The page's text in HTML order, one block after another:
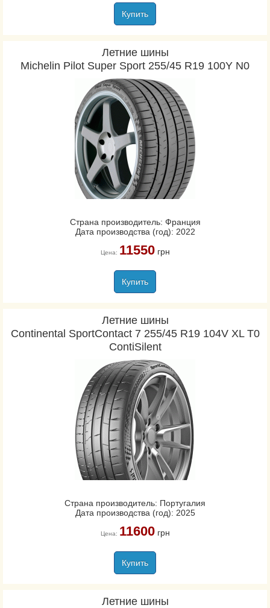
Купить
Летние шины
Michelin Pilot Super Sport 255/45 R19 100Y N0
Страна производитель: Франция
Дата производства (год): 2022
Цена: 11550грн
Купить
Летние шины
Continental SportContact 7 255/45 R19 104V XL Т0
ContiSilent
Страна производитель: Португалия
Дата производства (год): 2025
Цена: 11600грн
Купить
Летние шины